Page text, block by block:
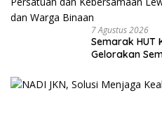
7 Agustus 2026
Semarak HUT
Gelorakan
Petugas dan